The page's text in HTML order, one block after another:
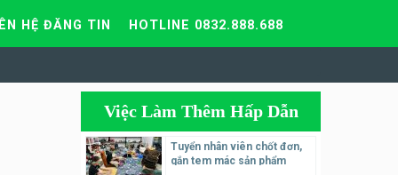
HỆ ĐĂNG TIN HOTLINE 0832.888.688
Việc Làm Thêm Hấp Dẫn
Tuyển nhân viên chốt đơn,
gắn tem mác sản phẩm